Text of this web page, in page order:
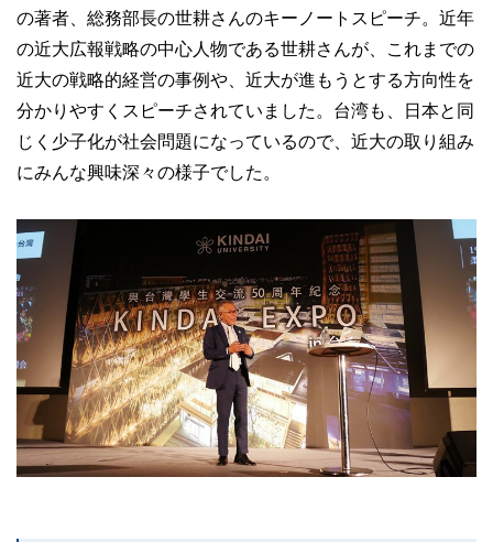
の著者、総務部長の世耕さんのキーノートスピーチ。近年
の近大広報戦略の中心人物である世耕さんが、これまでの
近大の戦略的経営の事例や、近大が進もうとする方向性を
分かりやすくスピーチされていました。台湾も、日本と同
じく少子化が社会問題になっているので、近大の取り組み
にみんな興味深々の様子でした。